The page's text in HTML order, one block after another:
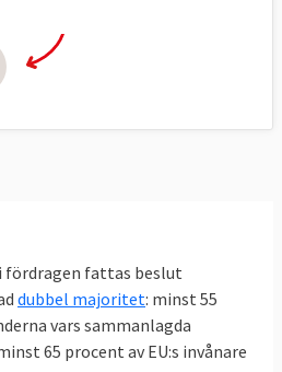
vilken fråga som
av miljöministern
med den långa titeln
hälso- och
ofta kräver
uppmärksamhet.
fördragen fattas beslut
dubbel majoritet: minst 55
vars sammanlagda
65 procent av EU:s invånare